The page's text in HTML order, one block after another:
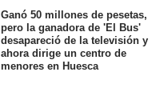
Ganó 50 millones de pesetas,
pero la ganadora de 'El Bus'
desapareció de la televisión y
ahora dirige un centro de
menores en Huesca